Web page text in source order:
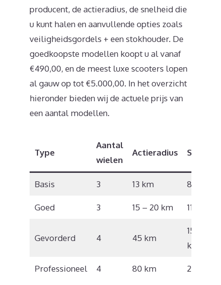
producent, de actieradius, de snelheid die
u kunt halen en aanvullende opties zoals
veiligheidsgordels + een stokhouder. De
goedkoopste modellen koopt u al vanaf
€490,00, en de meest luxe scooters lopen
al gauw op tot €5.000,00. In het overzicht
hieronder bieden wij de actuele prijs van
een aantal modellen.
Type
Aantal
wielen
Actieradius
Basis 3 13 km 8,5 km/u
Goed 3 15 – 20 km 11 km/u
Gevorderd 4 45 km
15 – 17
km/u
Professioneel 4 80 km 22 km/u